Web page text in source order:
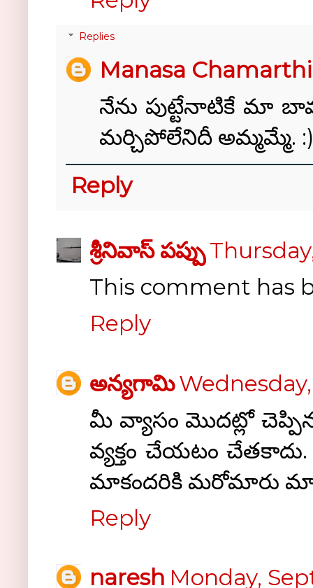
Replies
Manasa Chamarthi
నేను పుట్టేనాటికే మా
మర్చిపోలేనిదీ అమ్మమ్మే.
Reply
శ్రీనివాస్ పప్పు
This comment has
Reply
అన్యగామి
మీ వ్యాసం మొదట్లో
వ్యక్తం చేయటం
మాకందరికి మరోమారు
Reply
naresh Monday,